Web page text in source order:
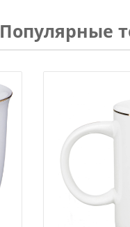
Популярные